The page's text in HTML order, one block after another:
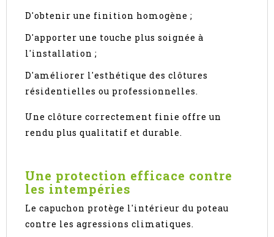
D'obtenir une finition homogène ;
D'apporter une touche plus soignée à
l'installation ;
D'améliorer l'esthétique des clôtures
résidentielles ou professionnelles.
Une clôture correctement finie offre un
rendu plus qualitatif et durable.
Une protection efficace contre
les intempéries
Le capuchon protège l'intérieur du poteau
contre les agressions climatiques.